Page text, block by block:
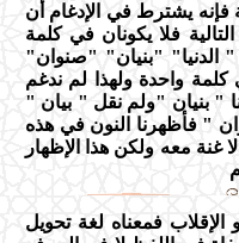
فإنه يشترط في الإدغام أن
فلا يكونان في كلمة
" الدنيا" "بنيان" "صنوان"
واحدة ولهذا لم ندغم
" بنيان "ولم نقل " بيان "
" فأظهرنا النون في هذه
غنة معه ولكن هذا الإظهار
الإقلاب فمعناه لغة تحويل